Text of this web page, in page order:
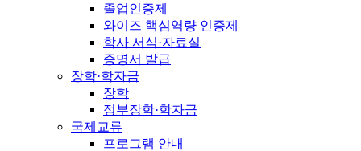
졸업인증제
와이즈 핵심역량 인증제
학사 서식·자료실
증명서 발급
장학·학자금
장학
정부장학·학자금
국제교류
프로그램 안내